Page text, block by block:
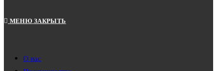
МЕНЮ ЗАКРЫТЬ
О нас